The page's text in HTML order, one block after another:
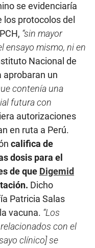
se evidenciaría
protocolos del
“sin mayor
ensayo mismo, ni en
Nacional de
aprobaran un
contenía una
futura con
autorizaciones
en ruta a Perú.
califica de
dosis para el
de que Digemid
Dicho
Patricia Salas
vacuna. “Los
con el
clínico] se